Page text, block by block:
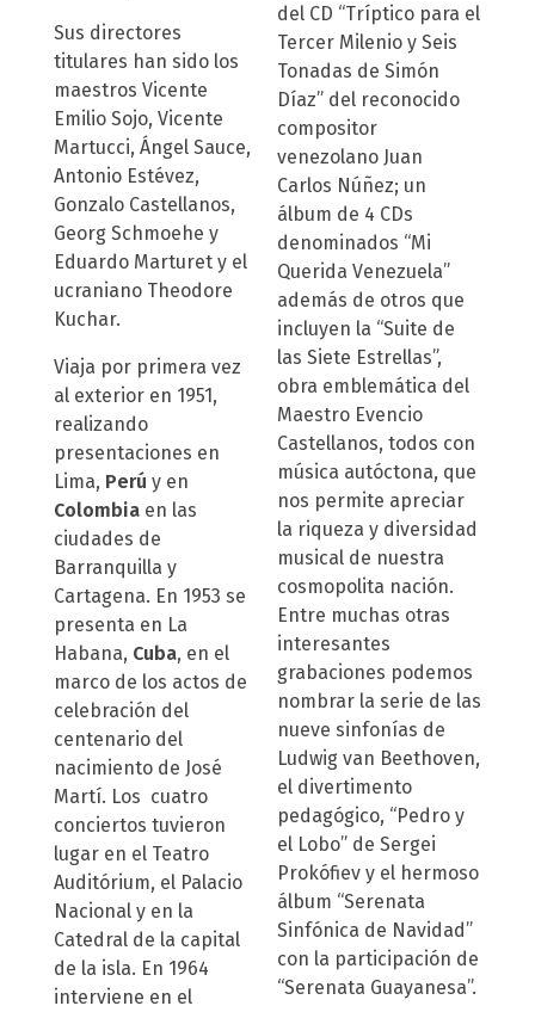
Sus directores
titulares han sido los
maestros Vicente
Emilio Sojo, Vicente
Martucci, Ángel Sauce,
Antonio Estévez,
Gonzalo Castellanos,
Georg Schmoehe y
Eduardo Marturet y el
ucraniano Theodore
Kuchar.
Viaja por primera vez
al exterior en 1951,
realizando
presentaciones en
Lima, Perú y en
Colombia en las
ciudades de
Barranquilla y
Cartagena. En 1953 se
presenta en La
Habana, Cuba, en el
marco de los actos de
celebración del
centenario del
nacimiento de José
Martí. Los cuatro
conciertos tuvieron
lugar en el Teatro
Auditórium, el Palacio
Nacional y en la
Catedral de la capital
de la isla. En 1964
interviene en el
del CD “Tríptico para el
Tercer Milenio y Seis
Tonadas de Simón
Díaz” del reconocido
compositor
venezolano Juan
Carlos Núñez; un
álbum de 4 CDs
denominados “Mi
Querida Venezuela”
además de otros que
incluyen la “Suite de
las Siete Estrellas”,
obra emblemática del
Maestro Evencio
Castellanos, todos con
música autóctona, que
nos permite apreciar
la riqueza y diversidad
musical de nuestra
cosmopolita nación.
Entre muchas otras
interesantes
grabaciones podemos
nombrar la serie de las
nueve sinfonías de
Ludwig van Beethoven,
el divertimento
pedagógico, “Pedro y
el Lobo” de Sergei
Prokófiev y el hermoso
álbum “Serenata
Sinfónica de Navidad”
con la participación de
“Serenata Guayanesa”.